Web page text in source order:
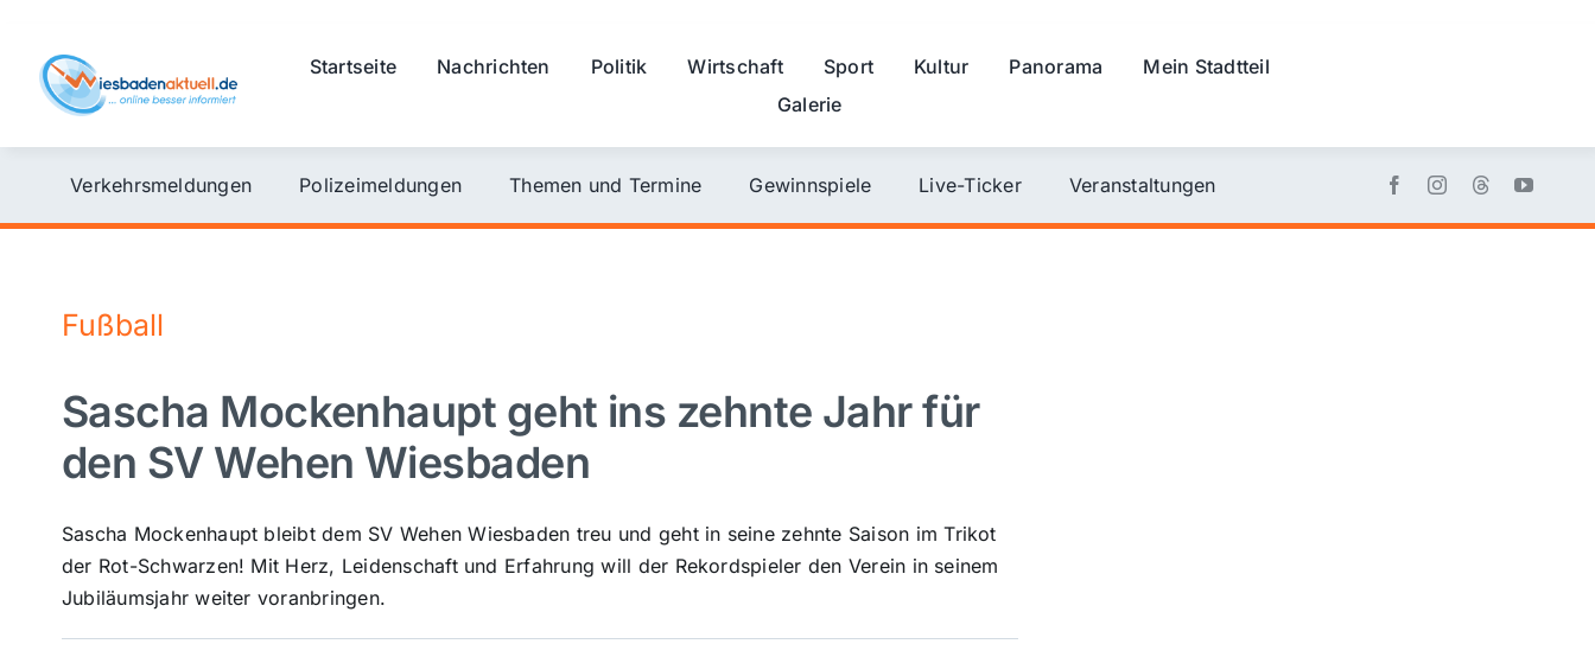
content
Startseite Nachrichten Politik Wirtschaft Sport Kultur Panorama
Mein Stadtteil
Galerie
Verkehrsmeldungen Polizeimeldungen Themen und Termine Gewinnspiele Live-Ticker Veranstaltungen
Fußball
Sascha Mockenhaupt geht ins zehnte Jahr für
den SV Wehen Wiesbaden
Sascha Mockenhaupt bleibt dem SV Wehen Wiesbaden treu und geht in seine zehnte Saison im Trikot
der Rot-Schwarzen! Mit Herz, Leidenschaft und Erfahrung will der Rekordspieler den Verein in seinem
Jubiläumsjahr weiter voranbringen.